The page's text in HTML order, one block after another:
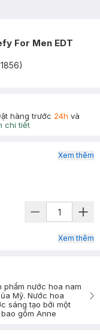
For Men EDT
)
hàng trước 24h và
chi tiết
Xem thêm
Xem thêm
phẩm nước hoa nam
Mỹ. Nước hoa
sáng tạo bởi một
gồm Anne